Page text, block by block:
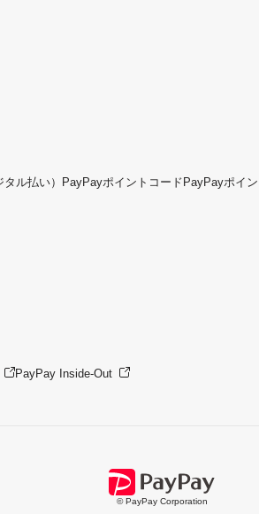
ル払い） PayPayポイントコード PayPayポイン
PayPay Inside-Out
© PayPay Corporation